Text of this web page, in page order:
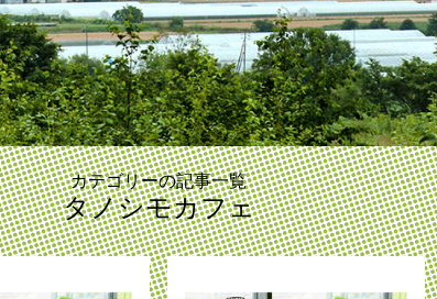
カテゴリーの記事一覧
タノシモカフェ